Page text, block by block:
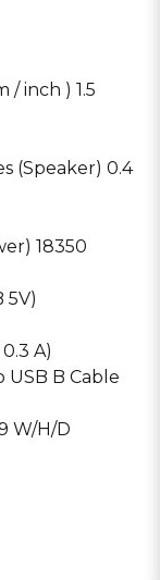
/ inch ) 1.5
(Speaker) 0.4
18350
5V)
A)
USB B Cable
W/H/D